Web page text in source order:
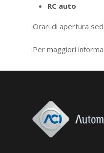
RC auto
Orari di apertura
Per maggiori